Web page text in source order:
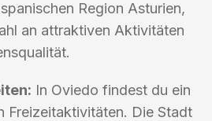
Region Asturien,
an attraktiven Aktivitäten
In Oviedo findest du ein
Freizeitaktivitäten. Die Stadt